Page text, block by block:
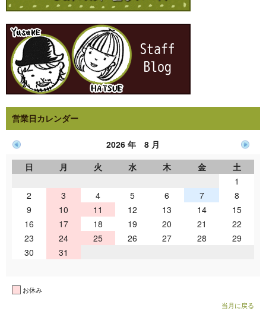
営業日カレンダー
2026 年 8 月
日
月 火 水 木 金
土
1
2
3 4 5 6 7
8
9
10 11 12 13 14
15
16
17 18 19 20 21
22
23
24 25 26 27 28
29
30
31
お休み
当月に戻る